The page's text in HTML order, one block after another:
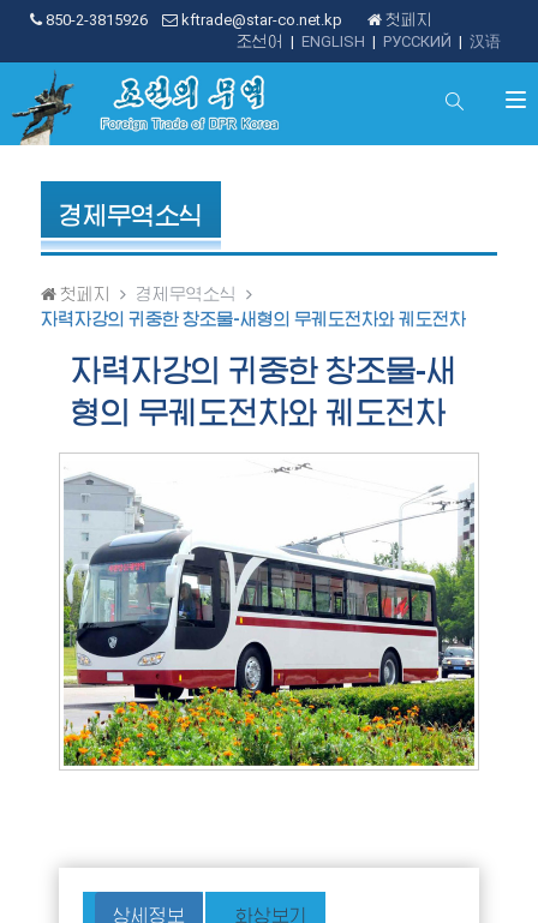
850-2-3815926 kftrade@star-co.net.kp
첫페지
| 汉语
| РУССКИЙ
| ENGLISH
조선어
경제무역소식
첫페지
경제무역소식
자력자강의 귀중한 창조물-새형의 무궤도전차와 궤도전차
자력자강의 귀중한 창조물-새
형의 무궤도전차와 궤도전차
상세정보 화상보기